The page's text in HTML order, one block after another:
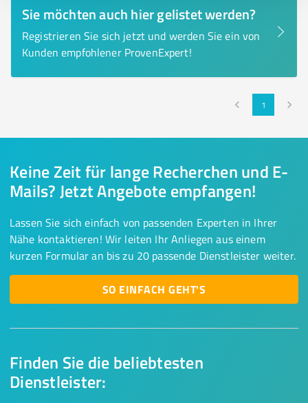
Sie möchten auch hier gelistet werden?
Registrieren Sie sich jetzt und werden Sie ein von
Kunden empfohlener ProvenExpert!
1
Finden Sie die beliebtesten
Dienstleister:
Keine Zeit für lange Recherchen und E-
Mails? Jetzt Angebote empfangen!
Lassen Sie sich einfach von passenden Experten in Ihrer
Nähe kontaktieren! Wir leiten Ihr Anliegen aus einem
kurzen Formular an bis zu 20 passende Dienstleister weiter.
SO EINFACH GEHT'S